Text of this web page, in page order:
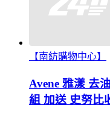
【南紡購物中心】
Avene 雅漾 去
組 加送 史努比